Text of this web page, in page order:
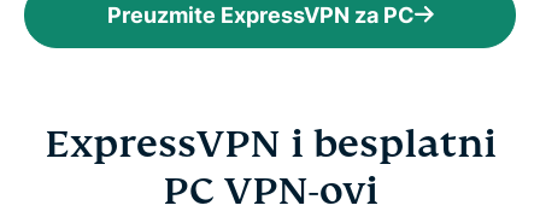
Preuzmite ExpressVPN za PC
ExpressVPN i besplatni
PC VPN-ovi